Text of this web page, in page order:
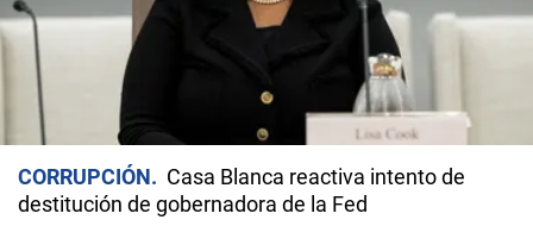
CORRUPCIÓN
Casa Blanca reactiva intento de
destitución de gobernadora de la Fed